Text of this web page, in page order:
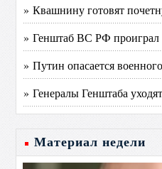
» Квашнину готовят
» Генштаб ВС РФ проиграл
» Путин опасается
» Генералы Генштаба
Материал недели